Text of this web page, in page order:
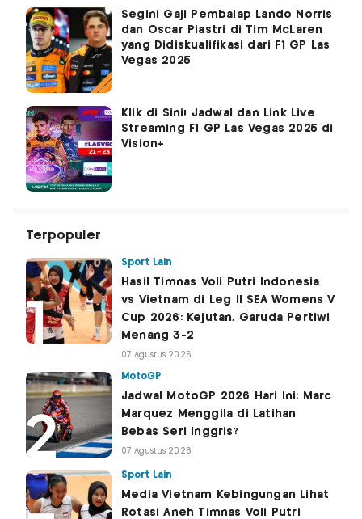
Segini Gaji Pembalap Lando Norris
dan Oscar Piastri di Tim McLaren
yang Didiskualifikasi dari F1 GP Las
Vegas 2025
Klik di Sini! Jadwal dan Link Live
Streaming F1 GP Las Vegas 2025 di
Vision+
Terpopuler
Sport Lain
Hasil Timnas Voli Putri Indonesia
vs Vietnam di Leg II SEA Womens V
Cup 2026: Kejutan, Garuda Pertiwi
Menang 3-2
07 Agustus 2026
MotoGP
Jadwal MotoGP 2026 Hari Ini: Marc
Marquez Menggila di Latihan
Bebas Seri Inggris?
07 Agustus 2026
Sport Lain
Media Vietnam Kebingungan Lihat
Rotasi Aneh Timnas Voli Putri